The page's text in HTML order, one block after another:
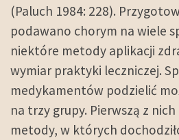
(Paluch 1984: 228).
podawano chorym na wiele
niektóre metody aplikacji
wymiar praktyki leczniczej.
medykamentów podzielić
na trzy grupy. Pierwszą z
metody, w których